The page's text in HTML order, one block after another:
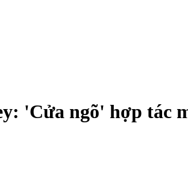
'Cửa ngõ' hợp tác